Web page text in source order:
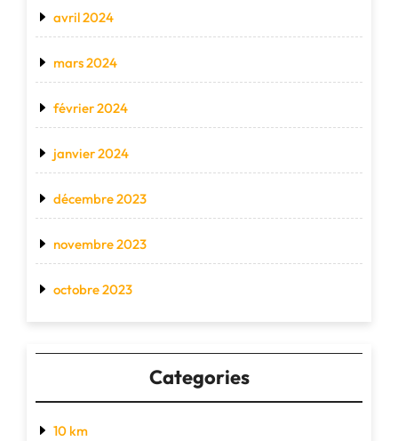
avril 2024
mars 2024
février 2024
janvier 2024
décembre 2023
novembre 2023
octobre 2023
Categories
10 km